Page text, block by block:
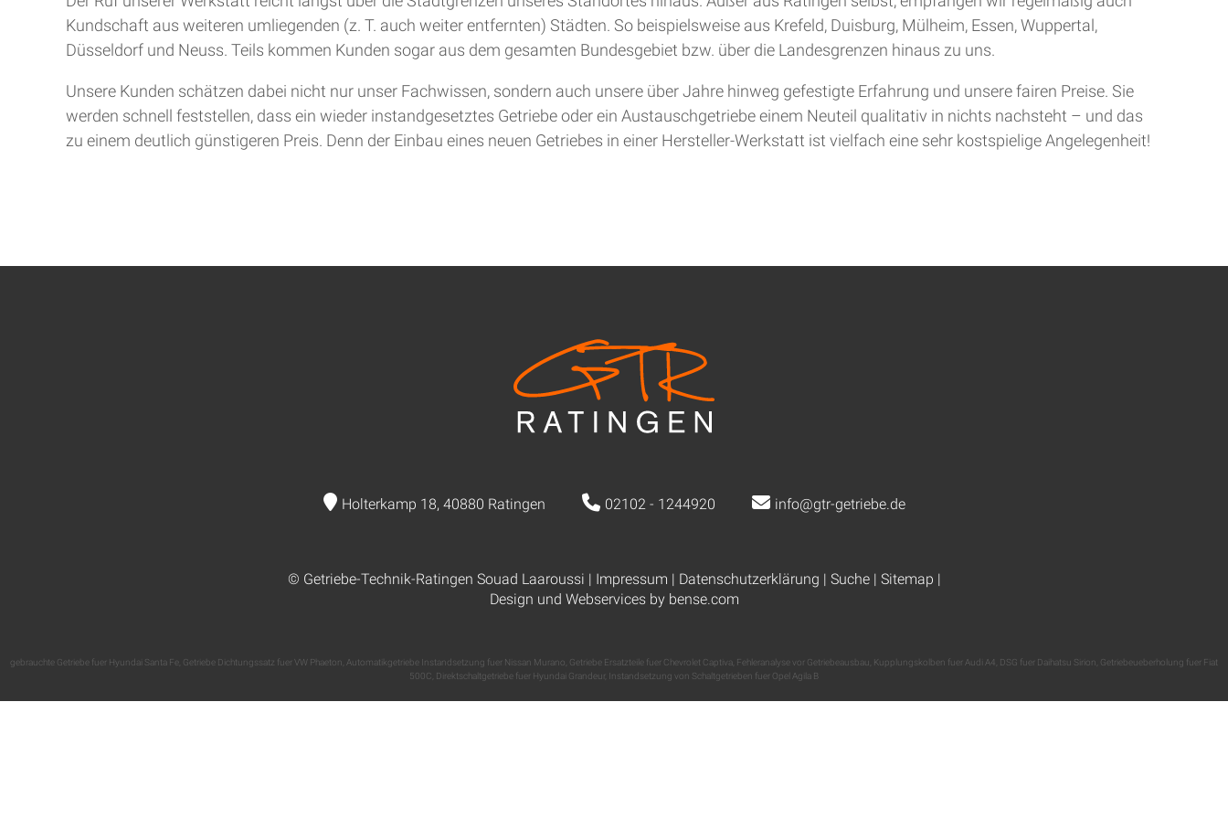
Kundschaft aus weiteren umliegenden (z. T. auch weiter entfernten) Städten. So beispielsweise aus Krefeld, Duisburg, Mülheim, Essen, Wuppertal,
Düsseldorf und Neuss. Teils kommen Kunden sogar aus dem gesamten Bundesgebiet bzw. über die Landesgrenzen hinaus zu uns.
Unsere Kunden schätzen dabei nicht nur unser Fachwissen, sondern auch unsere über Jahre hinweg gefestigte Erfahrung und unsere fairen Preise. Sie
werden schnell feststellen, dass ein wieder instandgesetztes Getriebe oder ein Austauschgetriebe einem Neuteil qualitativ in nichts nachsteht – und das
zu einem deutlich günstigeren Preis. Denn der Einbau eines neuen Getriebes in einer Hersteller-Werkstatt ist vielfach eine sehr kostspielige Angelegenheit!
Holterkamp 18, 40880 Ratingen 02102 - 1244920 info@gtr-getriebe.de
© Getriebe-Technik-Ratingen Souad Laaroussi | Impressum | Datenschutzerklärung | Suche| Sitemap |
Design und Webservices by bense.com
gebrauchte Getriebe fuer Hyundai Santa Fe Getriebe Dichtungssatz fuer VW Phaeton Automatikgetriebe Instandsetzung fuer Nissan Murano Getriebe Ersatzteile fuer Chevrolet Captiva Fehleranalyse vor Getriebeausbau Kupplungskolben fuer Audi A4 DSG fuer Daihatsu Sirion Getriebeueberholung fuer Fiat
500C Direktschaltgetriebe fuer Hyundai Grandeur Instandsetzung von Schaltgetrieben fuer Opel Agila B